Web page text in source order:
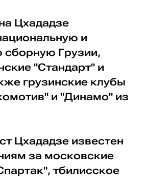
Цхададзе
и
Грузии,
"Стандарт" и
грузинские клубы
и "Динамо" из
Цхададзе известен
за московские
тбилисское